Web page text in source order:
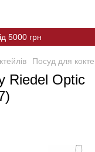
5000 грн
Посуд для
Riedel Optic